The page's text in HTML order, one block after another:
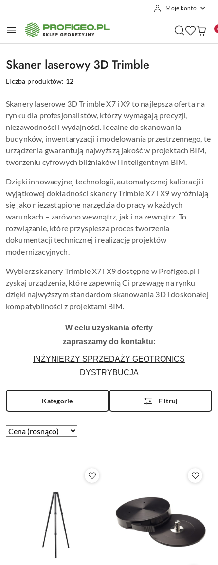
Moje konto
Skaner laserowy 3D Trimble
Liczba produktów: 12
Skanery laserowe 3D Trimble X7 i X9 to najlepsza oferta na
rynku dla profesjonalistów, którzy wymagają precyzji,
niezawodności i wydajności. Idealne do skanowania
budynków, inwentaryzacji i modelowania przestrzennego, te
urządzenia gwarantują najwyższą jakość w projektach BIM,
tworzeniu cyfrowych bliźniaków i Inteligentnym BIM.
Dzięki innowacyjnej technologii, automatycznej kalibracji i
wyjątkowej dokładności skanery Trimble X7 i X9 wyróżniają
się jako niezastąpione narzędzia do pracy w każdych
warunkach – zarówno wewnątrz, jak i na zewnątrz. To
rozwiązanie, które przyspiesza proces tworzenia
dokumentacji technicznej i realizację projektów
modernizacyjnych.
Wybierz skanery Trimble X7 i X9 dostępne w Profigeo.pl i
zyskaj urządzenia, które zapewnią Ci przewagę na rynku
dzięki najwyższym standardom skanowania 3D i doskonałej
kompatybilności z projektami BIM.
W celu uzyskania oferty
zapraszamy do kontaktu:
INŻYNIERZY SPRZEDAŻY GEOTRONICS
DYSTRYBUCJA
Kategorie Filtruj
Zastosowano
Sortuj